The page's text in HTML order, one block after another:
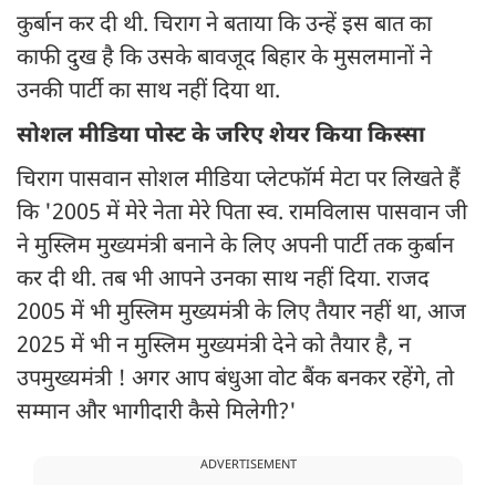
कुर्बान कर दी थी. चिराग ने बताया कि उन्हें इस बात का
काफी दुख है कि उसके बावजूद बिहार के मुसलमानों ने
उनकी पार्टी का साथ नहीं दिया था.
सोशल मीडिया पोस्ट के जरिए शेयर किया किस्सा
चिराग पासवान सोशल मीडिया प्लेटफॉर्म मेटा पर लिखते हैं
कि '2005 में मेरे नेता मेरे पिता स्व. रामविलास पासवान जी
ने मुस्लिम मुख्यमंत्री बनाने के लिए अपनी पार्टी तक कुर्बान
कर दी थी. तब भी आपने उनका साथ नहीं दिया. राजद
2005 में भी मुस्लिम मुख्यमंत्री के लिए तैयार नहीं था, आज
2025 में भी न मुस्लिम मुख्यमंत्री देने को तैयार है, न
उपमुख्यमंत्री ! अगर आप बंधुआ वोट बैंक बनकर रहेंगे, तो
सम्मान और भागीदारी कैसे मिलेगी?'
ADVERTISEMENT